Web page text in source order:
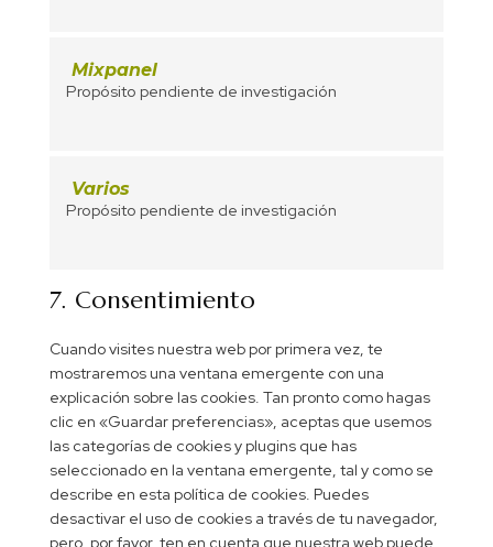
Mixpanel
Propósito pendiente de investigación
Varios
Propósito pendiente de investigación
7. Consentimiento
Cuando visites nuestra web por primera vez, te
mostraremos una ventana emergente con una
explicación sobre las cookies. Tan pronto como hagas
clic en «Guardar preferencias», aceptas que usemos
las categorías de cookies y plugins que has
seleccionado en la ventana emergente, tal y como se
describe en esta política de cookies. Puedes
desactivar el uso de cookies a través de tu navegador,
pero, por favor, ten en cuenta que nuestra web puede